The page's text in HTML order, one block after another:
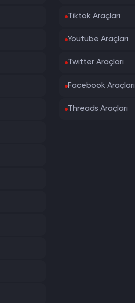
Tiktok Araçları
Youtube Araçları
Twitter Araçları
Facebook Araçları
Threads Araçları